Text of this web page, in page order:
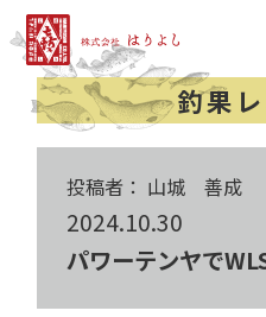
釣果
投稿者： 山城 善成
2024.10.30
パワーテンヤで